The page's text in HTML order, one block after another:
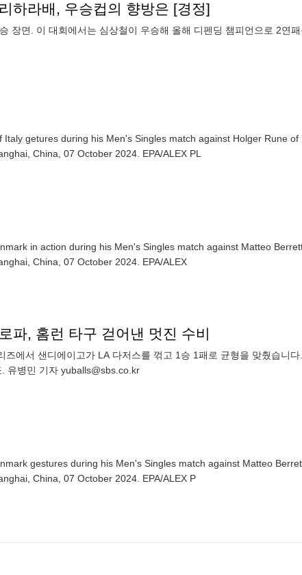
하라배, 우승컵의 향방은 [경정]
지난해 쿠리하라배 특별경정의 결승 장면. 이 대회에서는 심상철이 우승해 올해 디펜딩 챔피언
getures during his Men's Singles match against Holger Rune
Masters tennis tournament in Shanghai, China, 07 October 2024. EPA/ALEX PL
in action during his Men's Singles match against Matteo
Masters tennis tournament in Shanghai, China, 07 October 2024. EPA/ALEX
파, 홈런 타구 걷어낸 멋진 수비
즈에서 샌디에이고가 LA 다저스를 꺾고 1승 1패로 균형을 맞췄습니
유병민 기자 yuballs@sbs.co.kr
gestures during his Men's Singles match against Matteo
Masters tennis tournament in Shanghai, China, 07 October 2024. EPA/ALEX P